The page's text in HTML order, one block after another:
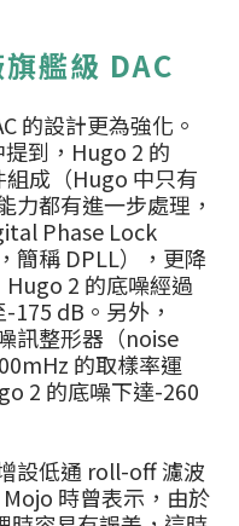
艦級 DAC
的設計更為強化。
到，Hugo 2 的
組成（Hugo 中只有
力都有進一步處理，
Phase Lock
簡稱 DPLL），更降
2 的底噪經過
175 dB。另外，
訊整形器（noise
的取樣率運
2 的底噪下達-260
設低通 roll-off 濾波
時曾表示，由於